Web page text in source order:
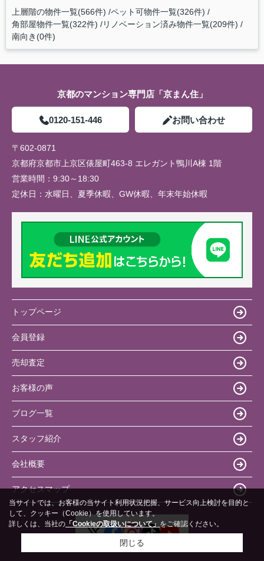
上層階の物件一覧(566件) ペット可物件一覧(326件)
角部屋物件一覧(322件) リノベーション済み物件一覧(209件)
南向き(0件)
京都のマンション専門店「京まん住」
0120-151-446 お問い合わせ
〒602-0871
京都府京都市上京区俵屋町463-8 エレガント鴨川A棟 1階
営業時間： 9:30～18:30
定休日： 水曜日、夏季休暇、GW休暇、年末年始休暇
トップページ
会員登録
売却査定
お客様の声
ブログ一覧
スタッフ紹介
会社概要
アクセスマップ
当サイトでは、お客様の当サイト利用状況把握、サービス向上検討を目的と
して、クッキー（Cookie）を使用しています。
詳しくは、当社の 「Cookieの取扱いについて」 をご確認ください。
閉じる